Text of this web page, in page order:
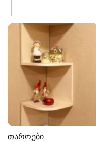
თაროები